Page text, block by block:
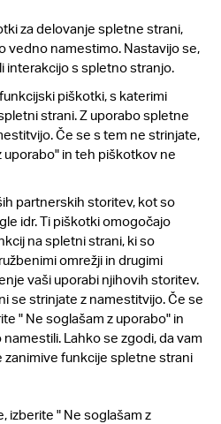
za delovanje spletne strani,
vedno namestimo. Nastavijo se,
interakcijo s spletno stranjo.
piškotki, s katerimi
strani. Z uporabo spletne
Če se s tem ne strinjate,
uporabo" in teh piškotkov ne
partnerskih storitev, kot so
idr. Ti piškotki omogočajo
na spletni strani, ki so
omrežji in drugimi
vaši uporabi njihovih storitev.
se strinjate z namestitvijo. Če se
" Ne soglašam z uporabo" in
Lahko se zgodi, da vam
funkcije spletne strani
izberite " Ne soglašam z